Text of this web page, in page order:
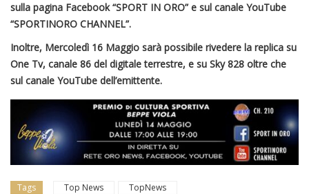
sulla pagina Facebook “SPORT IN ORO” e sul canale YouTube
“SPORTINORO CHANNEL”.
Inoltre, Mercoledì 16 Maggio sarà possibile rivedere la replica su
One Tv, canale 86 del digitale terrestre, e su Sky 828 oltre che
sul canale YouTube dell’emittente.
Tags Top News TopNews